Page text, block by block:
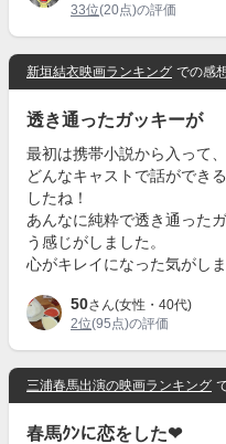
33位(20点)の評価
新垣結衣映画ランキング での感
透き通ったガッキーが
最初は携帯小説から入って
どんなキャストで話ができ
したね！
あんなに純粋で透き通った
う感じがしました。
心がキレイになった気がし
50さん(女性・40代)
2位(95点)の評価
三浦春馬出演の映画ランキング
春馬ｸﾝに恋をした❤